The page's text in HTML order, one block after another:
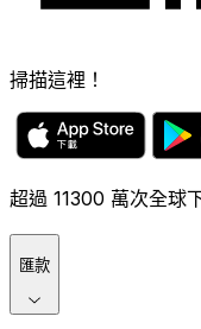
掃描這裡！
超過 11300 萬次全球
匯款